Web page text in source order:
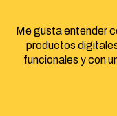
Me gusta entender
productos
funcionales y con